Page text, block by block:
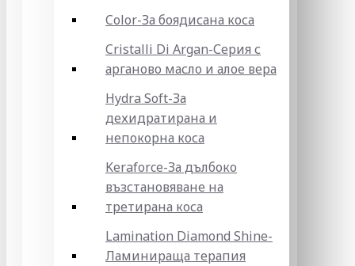
Color-За боядисана коса
Cristalli Di Argan-Серия с
арганово масло и алое вера
Hydra Soft-За
дехидратирана и
непокорна коса
Keraforce-За дълбоко
възстановяване на
третирана коса
Lamination Diamond Shine-
Ламинираща терапия